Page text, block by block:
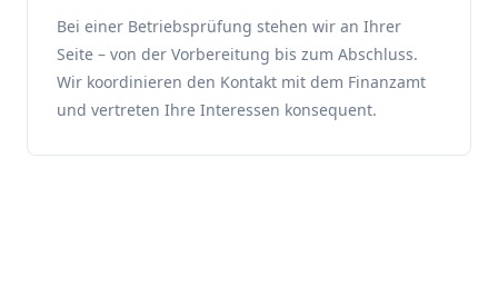
Bei einer Betriebsprüfung stehen wir an Ihrer
Seite – von der Vorbereitung bis zum Abschluss.
Wir koordinieren den Kontakt mit dem Finanzamt
und vertreten Ihre Interessen konsequent.